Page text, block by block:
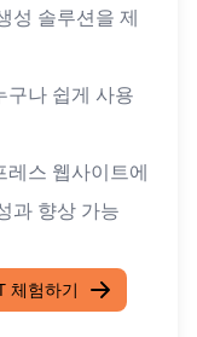
성 솔루션을 제
구나 쉽게 사용
스 웹사이트에
과 향상 가능
체험하기